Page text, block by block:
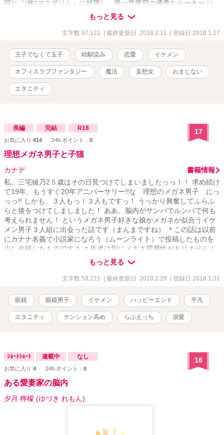
同じ『(株)マスダジム』に就職し、第一営業部の優秀なルーキー ∪。
△。）⊃―☆ ＆ more! オフィスラブとはちゃめちゃファンタジーの
融合…… のつもりで書いています☆ 他サイトでも公開しております
もっと見る
文字数 97,121 | 最終更新日 2018.2.11 | 登録日 2018.1.27
王子でなくて玉子 幼馴染み 恋愛 イケメン
オフィスラブファンタジー 魔法 妄想女 おまじない
エタニティ
長編 完結 R18
お気に入り:414 24h.ポイント： 0
17
理想メガネ男子と子猫
カナデ
書籍情報
私、三宅綾乃2５歳はその日見つけてしまいましたっっ！！ 求め続け
て19年、もうすぐ20年アニバーサリー!!な 理想のメガネ男子 にっ
っっ!! しかも、３人もっ！３人もですっ！ うっかり興奮してふらふ
らと後をつけてしましました！ ああ、脳内がサンバでルンバで何も
考えられません！ というメガネ男子好きな娘がメガネが似合うイケ
メン男子３人組に出会った話です（まんまですね） ＊この話は以前
にカナナ名義で小説家になろう（ムーンライト）で投稿したものを
少し改稿したものです＊ ＊作者は別にメガネ萌属性がありません！
なのでメガネ萌表現は的をはずしているかもしれません( ；∀；) そ
の辺をご考慮に入れて、寛大に許せる方はお読みいただけたらうれ
しいです！ ＊Ｒ１８作品となりますので、ご注意下さい（後半です
した！投票してくれた方、お気に入り登録してくれた方、ありがと
うございました！！
もっと見る
文字数 59,221 | 最終更新日 2018.2.28 | 登録日 2018.1.31
眼鏡 眼鏡男子 イケメン ハッピーエンド 平凡
エタニティ テンション高め らぶえっち 溺愛
ｼｮｰﾄｼｮｰﾄ 連載中 なし
お気に入り:4 24h.ポイント： 0
18
ある愛妻家の脳内
夕月 檸檬 (ゆづき れもん)